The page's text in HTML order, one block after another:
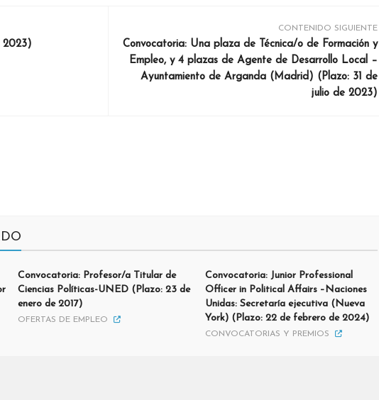
2023)
CONTENIDO SIGUIENTE
Convocatoria: Una plaza de Técnica/o de Formación y
Empleo, y 4 plazas de Agente de Desarrollo Local –
Ayuntamiento de Arganda (Madrid) (Plazo: 31 de
julio de 2023)
Convocatoria: Profesor/a Titular de
Ciencias Políticas-UNED (Plazo: 23 de
enero de 2017)
OFERTAS DE EMPLEO
Convocatoria: Junior Professional
Officer in Political Affairs –Naciones
Unidas: Secretaría ejecutiva (Nueva
York) (Plazo: 22 de febrero de 2024)
CONVOCATORIAS Y PREMIOS